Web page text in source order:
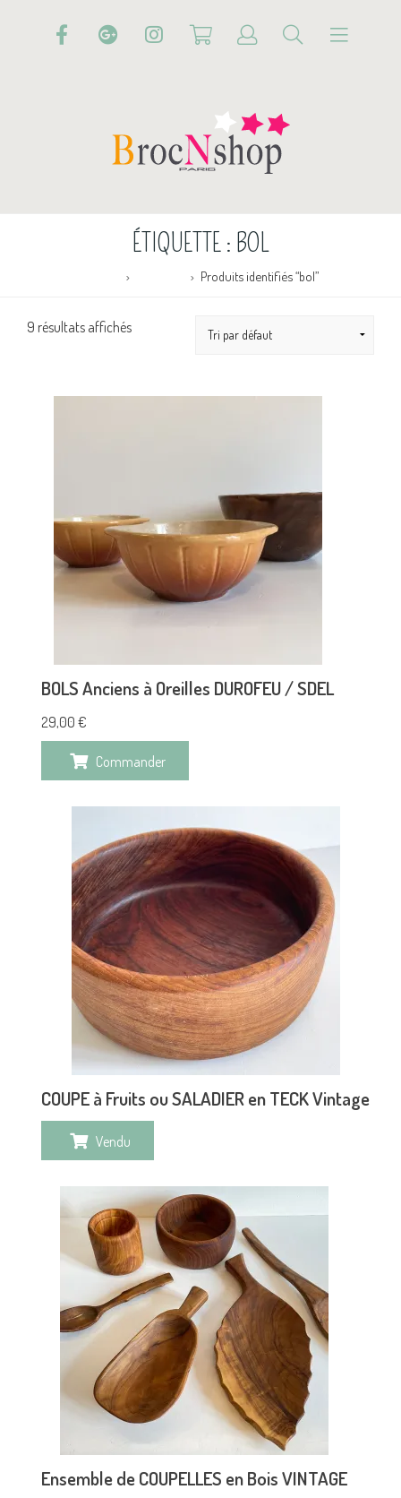
ÉTIQUETTE : BOL
Produits identifiés “bol”
9 résultats affichés
BOLS Anciens à Oreilles DUROFEU / SDEL
29,00 €
Commander
COUPE à Fruits ou SALADIER en TECK Vintage
Vendu
Ensemble de COUPELLES en Bois VINTAGE